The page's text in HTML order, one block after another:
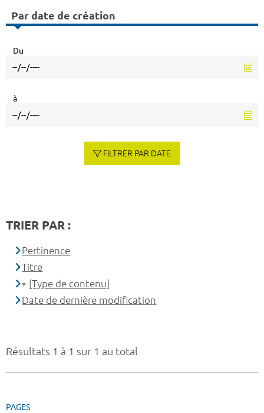
Résultats 1 à 1 sur 1 au total
PAGES
Par date de création
Du
à
FILTRER PAR DATE
TRIER PAR :
Pertinence
Titre
[Type de contenu]
Date de dernière modification